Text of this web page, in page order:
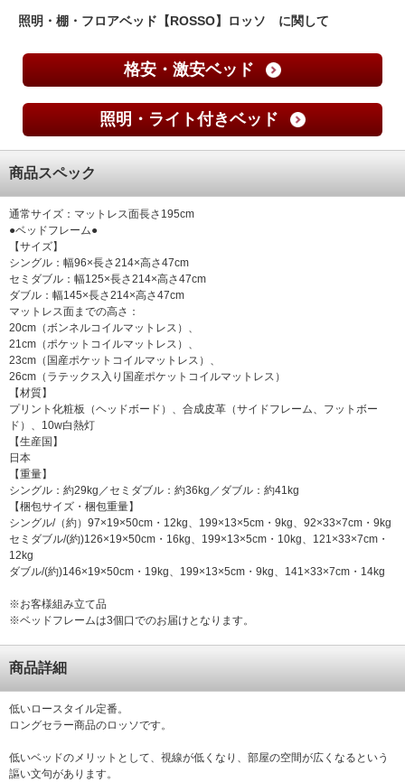
照明・棚・フロアベッド【ROSSO】ロッソ に関して
格安・激安ベッド
照明・ライト付きベッド
商品スペック
通常サイズ：マットレス面長さ195cm
●ベッドフレーム●
【サイズ】
シングル：幅96×長さ214×高さ47cm
セミダブル：幅125×長さ214×高さ47cm
ダブル：幅145×長さ214×高さ47cm
マットレス面までの高さ：
20cm（ボンネルコイルマットレス）、
21cm（ポケットコイルマットレス）、
23cm（国産ポケットコイルマットレス）、
26cm（ラテックス入り国産ポケットコイルマットレス）
【材質】
プリント化粧板（ヘッドボード）、合成皮革（サイドフレーム、フットボー
ド）、10w白熱灯
【生産国】
日本
【重量】
シングル：約29kg／セミダブル：約36kg／ダブル：約41kg
【梱包サイズ・梱包重量】
シングル/（約）97×19×50cm・12kg、199×13×5cm・9kg、92×33×7cm・9kg
セミダブル/(約)126×19×50cm・16kg、199×13×5cm・10kg、121×33×7cm・
12kg
ダブル/(約)146×19×50cm・19kg、199×13×5cm・9kg、141×33×7cm・14kg
※お客様組み立て品
※ベッドフレームは3個口でのお届けとなります。
商品詳細
低いロースタイル定番。
ロングセラー商品のロッソです。
低いベッドのメリットとして、視線が低くなり、部屋の空間が広くなるという
謳い文句があります。